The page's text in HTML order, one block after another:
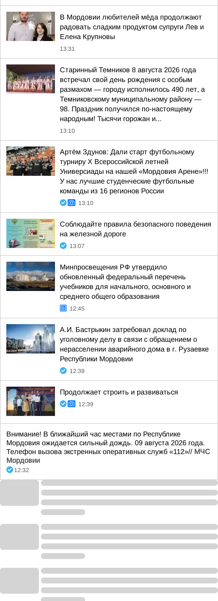
В Мордовии любителей мёда продолжают
радовать сладким продуктом супруги Лев и
Елена Крупновы
13:31
Старинный Темников 8 августа 2026 года
встречал свой день рождения с особым
размахом — городу исполнилось 490 лет, а
Темниковскому муниципальному району —
98. Праздник получился по-настоящему
народным! Тысячи горожан и...
13:10
Артём Здунов: Дали старт футбольному
турниру Х Всероссийской летней
Универсиады на нашей «Мордовия Арене»!!!
У нас лучшие студенческие футбольные
команды из 16 регионов России
13:10
Соблюдайте правила безопасного поведения
на железной дороге
13:07
Минпросвещения РФ утвердило
обновленный федеральный перечень
учебников для начального, основного и
среднего общего образования
12:45
А.И. Бастрыкин затребовал доклад по
уголовному делу в связи с обращением о
нерасселении аварийного дома в г. Рузаевке
Республики Мордовии
12:39
Продолжает строить и развиваться
12:39
Внимание! В ближайший час местами по Республике
Мордовия ожидается сильный дождь. 09 августа 2026 года.
Телефон вызова экстренных оперативных служб «112»// МЧС
Мордовии
12:32